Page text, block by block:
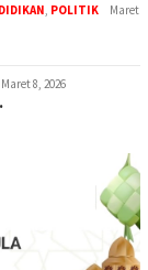
, POLITIK
Maret
Maret 8, 2026